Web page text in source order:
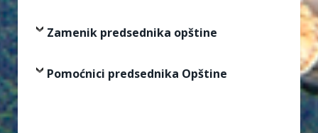
Zamenik predsednika opštine
Pomoćnici predsednika Opštine